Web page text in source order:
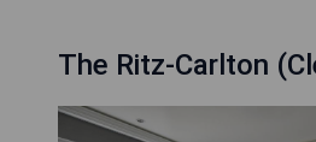
The Ritz-Carlton